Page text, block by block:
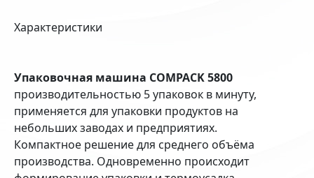
Характеристики
Упаковочная машина COMPACK 5800
производительностью 5 упаковок в минуту,
применяется для упаковки продуктов на
небольших заводах и предприятиях.
Компактное решение для среднего объёма
производства. Одновременно происходит